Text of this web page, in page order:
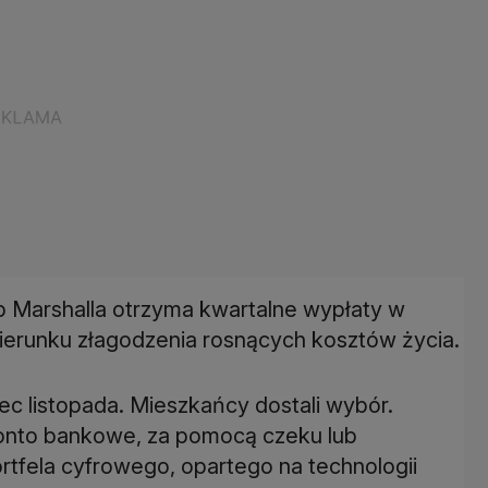
otrzyma kwartalne wypłaty w
złagodzenia rosnących kosztów życia.
listopada. Mieszkańcy dostali wybór.
bankowe, za pomocą czeku lub
cyfrowego, opartego na technologii